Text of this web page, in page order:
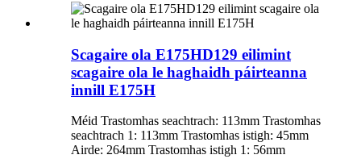
Scagaire ola E175HD129 eilimint
scagaire ola le haghaidh páirteanna
innill E175H
Méid Trastomhas seachtrach: 113mm Trastomhas
seachtrach 1: 113mm Trastomhas istigh: 45mm
Airde: 264mm Trastomhas istigh 1: 56mm